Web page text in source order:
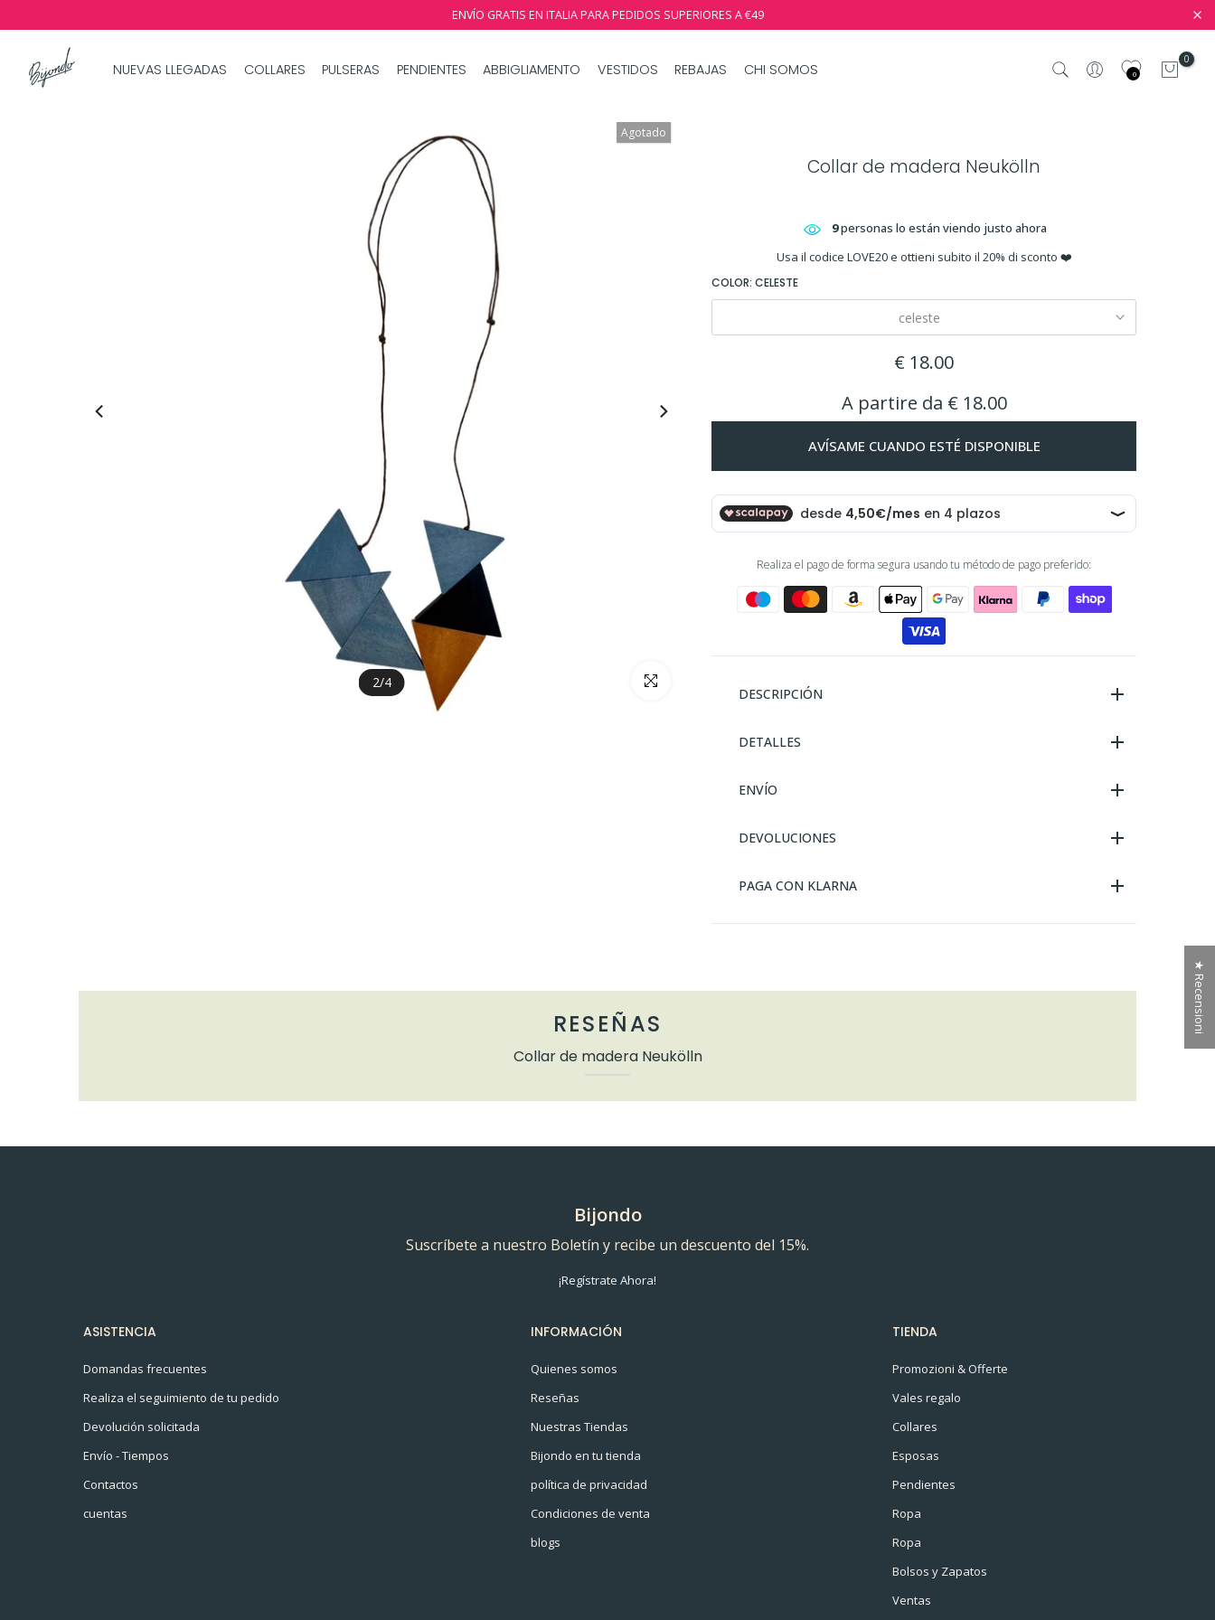
ENVÍO GRATIS EN ITALIA PARA PEDIDOS SUPERIORES A €49
NUEVAS LLEGADAS COLLARES PULSERAS PENDIENTES ABBIGLIAMENTO VESTIDOS REBAJAS CHI SOMOS 0
0
2/4
Agotado
clickea para ampliar
Collar de madera Neukölln
9personas lo están viendo justo ahora
Usa il codice LOVE20 e ottieni subito il 20% di sconto ❤️
COLOR: CELESTE
celeste
€ 18.00
A partire da € 18.00
AVÍSAME CUANDO ESTÉ DISPONIBLE
Realiza el pago de forma segura usando tu método de pago preferido:
DESCRIPCIÓN
DETALLES
ENVÍO
DEVOLUCIONES
PAGA CON KLARNA
RESEÑAS
Collar de madera Neukölln
Bijondo
Suscríbete a nuestro Boletín y recibe un descuento del 15%.
¡Regístrate Ahora!
ASISTENCIA
Domandas frecuentes
Realiza el seguimiento de tu pedido
Devolución solicitada
Envío - Tiempos
Contactos
cuentas
INFORMACIÓN
Quienes somos
Reseñas
Nuestras Tiendas
Bijondo en tu tienda
política de privacidad
Condiciones de venta
blogs
TIENDA
Promozioni & Offerte
Vales regalo
Collares
Esposas
Pendientes
Ropa
Ropa
Bolsos y Zapatos
Ventas
★ Recensioni